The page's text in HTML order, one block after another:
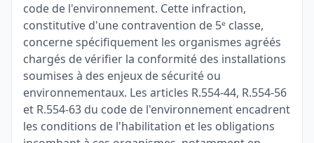
code de l'environnement. Cette infraction,
constitutive d'une contravention de 5ᵉ classe,
concerne spécifiquement les organismes agréés
chargés de vérifier la conformité des installations
soumises à des enjeux de sécurité ou
environnementaux. Les articles R.554-44, R.554-56
et R.554-63 du code de l'environnement encadrent
les conditions de l'habilitation et les obligations